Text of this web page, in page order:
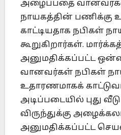
அழைப்பதை
நாயகத்தின் பணிக்கு
காட்டியதாக நபிகள்
கூறுகிறார்கள்.
அனுமதிக்கப்பட்ட
வானவர்கள் நபிகள்
உதாரணமாகக்
அடிப்படையில் புது வீடு
விருந்துக்கு
அனுமதிக்கப்பட்ட